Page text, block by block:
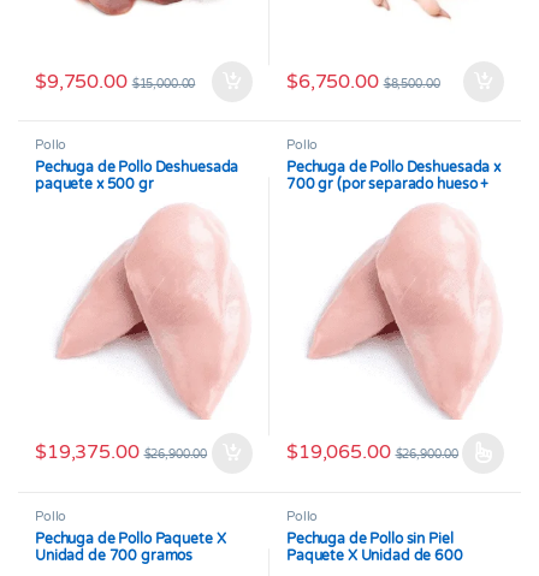
$9,750.00 $15,000.00 $6,750.00 $8,500.00
Pollo
Pechuga de Pollo Deshuesada
paquete x 500 gr
$19,375.00 $26,900.00
Pollo
Pechuga de Pollo Deshuesada x
700 gr (por separado hueso +
$19,065.00 $26,900.00
Este producto tiene múltiples
Pollo
Pechuga de Pollo Paquete X
Unidad de 700 gramos
Pollo
Pechuga de Pollo sin Piel
Paquete X Unidad de 600